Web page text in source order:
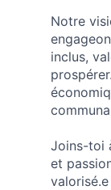
Notre
inclus,
Joins-toi
et